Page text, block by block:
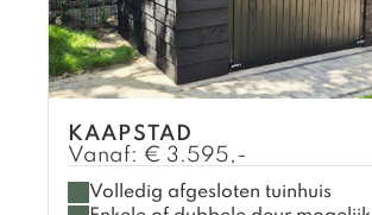
KAAPSTAD
Vanaf: € 3.595,-
Volledig afgesloten tuinhuis